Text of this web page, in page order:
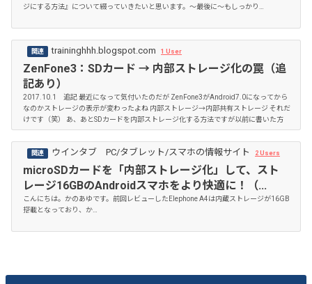
ジにする方法』について綴っていきたいと思います。〜最後に〜もしっかり…
traininghhh.blogspot.com 1 User
ZenFone3：SDカード → 内部ストレージ化の罠（追
記あり）
2017.10.1 追記 最近になって気付いたのだが ZenFone3がAndroid7.0になってから
なのかストレージの表示が変わったよね 内部ストレージ→内部共有ストレージ それだ
けです（笑） あ、あとSDカードを内部ストレージ化する方法ですが以前に書いた方
法...
ウインタブ PC/タブレット/スマホの情報サイト 2 Users
microSDカードを「内部ストレージ化」して、スト
レージ16GBのAndroidスマホをより快適に！（...
こんにちは。かのあゆです。前回レビューしたElephone A4は内蔵ストレージが16GB
搭載となっており、か…